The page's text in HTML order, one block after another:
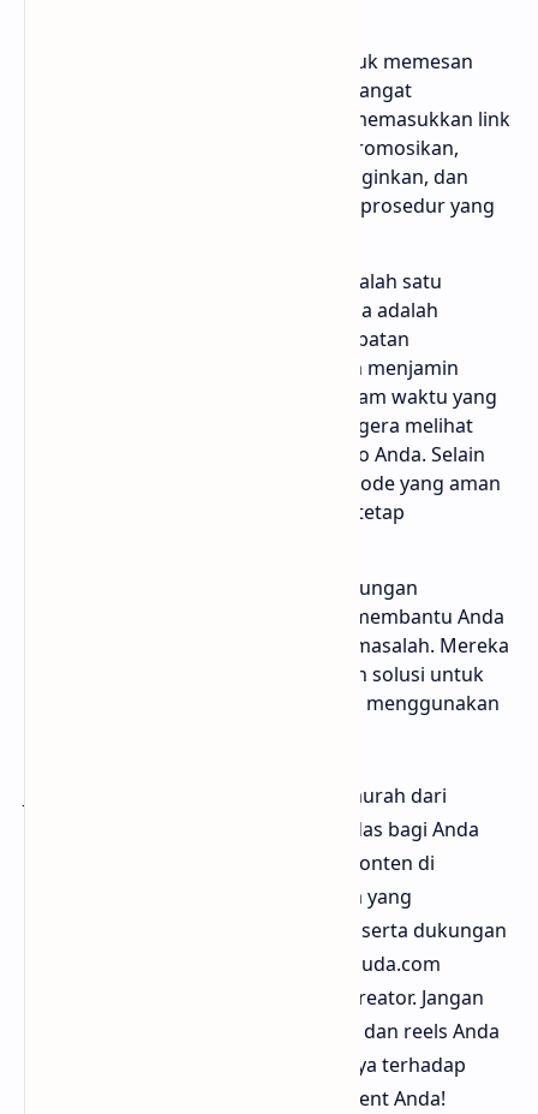
Mudah Digunakan: Proses untuk memesan
layanan di Bloggermuda.com sangat
sederhana. Anda hanya perlu memasukkan link
video atau reels yang ingin dipromosikan,
memilih jumlah views yang diinginkan, dan
menunggu hasilnya. Tidak ada prosedur yang
Pengiriman Cepat dan Aman: Salah satu
kekhawatiran banyak pengguna adalah
mengenai keamanan dan kecepatan
pengiriman. Bloggermuda.com menjamin
bahwa views akan diterima dalam waktu yang
singkat, sehingga Anda bisa segera melihat
perbedaan dalam statistik video Anda. Selain
itu, mereka menggunakan metode yang aman
untuk memastikan akun Anda tetap
Dukungan Pelanggan: Tim dukungan
Bloggermuda.com selalu siap membantu Anda
jika terdapat pertanyaan atau masalah. Mereka
responsif dan siap memberikan solusi untuk
memastikan pengalaman Anda menggunakan
Jasa Facebook video/reels views termurah dari
Bloggermuda.com adalah solusi cerdas bagi Anda
yang ingin meningkatkan visibilitas konten di
platform media sosial. Dengan harga yang
terjangkau, kualitas views yang baik, serta dukungan
pelanggan yang responsif, Bloggermuda.com
menjadi pilihan utama bagi banyak kreator. Jangan
tunggu lagi! Segera tingkatkan video dan reels Anda
dan saksikan bagaimana pengaruhnya terhadap
pertumbuhan audiens dan engagement Anda!